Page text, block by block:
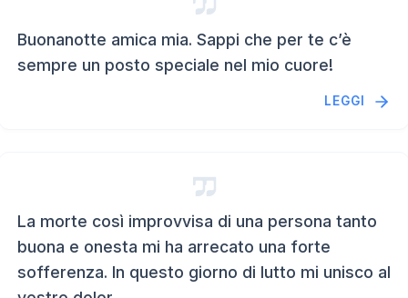
Buonanotte amica mia. Sappi che per te c’è
sempre un posto speciale nel mio cuore!
LEGGI
La morte così improvvisa di una persona tanto
buona e onesta mi ha arrecato una forte
sofferenza. In questo giorno di lutto mi unisco al